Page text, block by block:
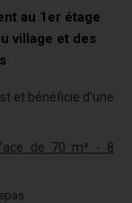
au 1er étage
village et des
et bénéficie d'une
de 70 m² - 8